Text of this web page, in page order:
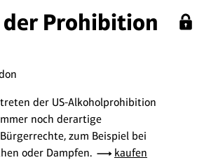
der Prohibition
der US-Alkoholprohibition
noch derartige
zum Beispiel bei
oder Dampfen.
kaufen